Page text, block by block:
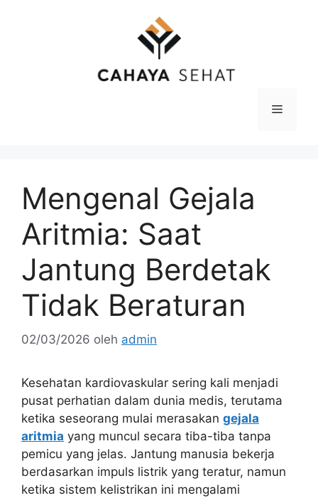
Menu
Mengenal Gejala
Aritmia: Saat
Jantung Berdetak
Tidak Beraturan
02/03/2026 oleh admin
Kesehatan kardiovaskular sering kali menjadi
pusat perhatian dalam dunia medis, terutama
ketika seseorang mulai merasakan gejala
aritmia yang muncul secara tiba-tiba tanpa
pemicu yang jelas. Jantung manusia bekerja
berdasarkan impuls listrik yang teratur, namun
ketika sistem kelistrikan ini mengalami